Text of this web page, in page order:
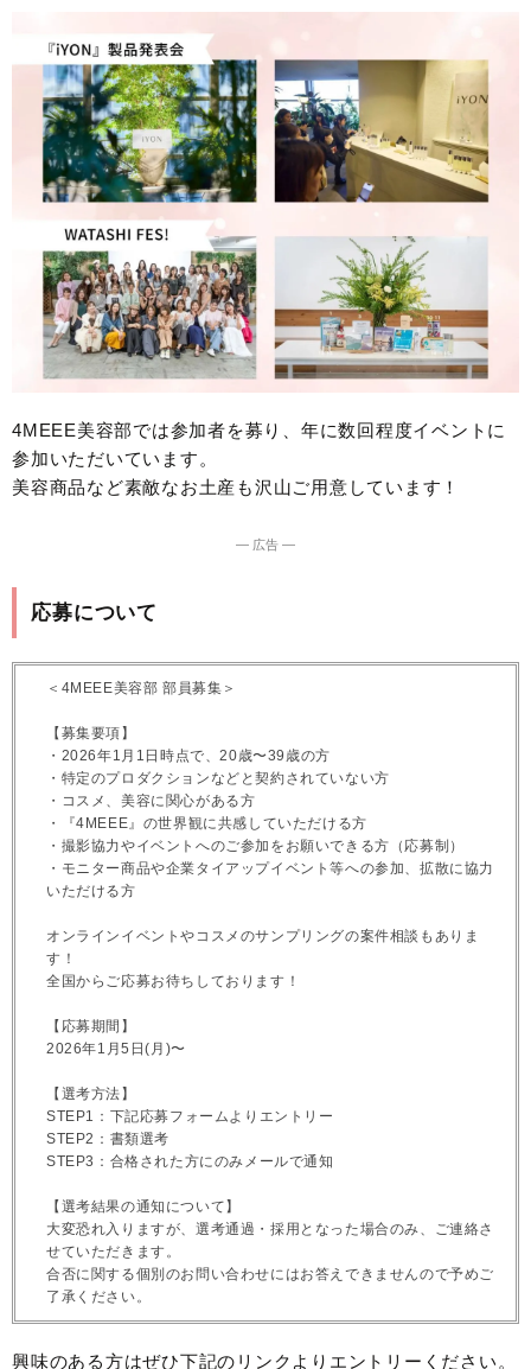
4MEEE美容部では参加者を募り、年に数回程度イベントに
参加いただいています。
美容商品など素敵なお土産も沢山ご用意しています！
― 広告 ―
応募について
＜4MEEE美容部 部員募集＞
【募集要項】
・2026年1月1日時点で、20歳〜39歳の方
・特定のプロダクションなどと契約されていない方
・コスメ、美容に関心がある方
・『4MEEE』の世界観に共感していただける方
・撮影協力やイベントへのご参加をお願いできる方（応募制）
・モニター商品や企業タイアップイベント等への参加、拡散に協力
いただける方
オンラインイベントやコスメのサンプリングの案件相談もありま
す！
全国からご応募お待ちしております！
【応募期間】
2026年1月5日(月)〜
【選考方法】
STEP1：下記応募フォームよりエントリー
STEP2：書類選考
STEP3：合格された方にのみメールで通知
【選考結果の通知について】
大変恐れ入りますが、選考通過・採用となった場合のみ、ご連絡さ
せていただきます。
合否に関する個別のお問い合わせにはお答えできませんので予めご
了承ください。
興味のある方はぜひ下記のリンクよりエントリーください。